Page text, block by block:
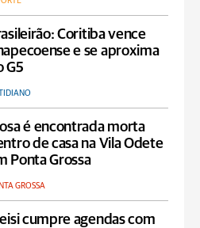
Coritiba vence
e se aproxima
G5
é encontrada morta
de casa na Vila Odete
Ponta Grossa
GROSSA
cumpre agendas com